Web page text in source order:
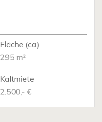
Fläche (ca.)
295 m²
Kaltmiete
2.500,- €